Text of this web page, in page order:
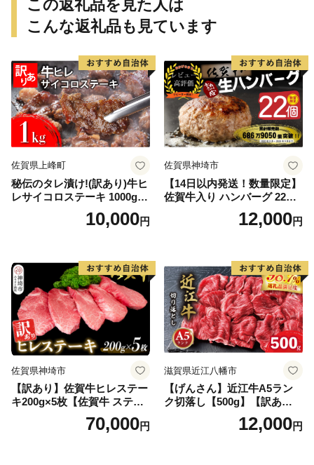
この返礼品を見た人は
こんな返礼品も見ています
佐賀県上峰町
秘伝のタレ漬け!(訳あり)牛ヒ
レサイコロステーキ 1000g
10,000円
佐賀県神埼市
【14日以内発送！数量限定】
佐賀牛入り ハンバーグ 22個
2.6kg(120g×22個)【佐賀牛
黒毛和牛 ブランド牛 九州 ハ
気】(H083106)
12,000円
佐賀県神埼市
【訳あり】佐賀牛ヒレステー
キ200g×5枚【佐賀牛 ステー
キ ブランド肉 ヒレ肉 フィレ
肉 ジューシー ヘルシー】(H0
70,000円
滋賀県近江八幡市
【げんさん】近江牛A5ラン
ク切落し【500g】【訳あり】
12,000円